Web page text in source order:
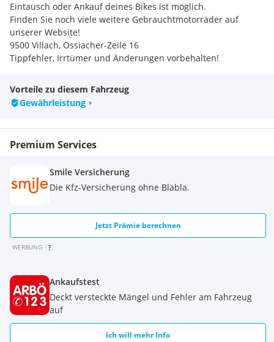
Eintausch oder Ankauf deines Bikes ist möglich.
Finden Sie noch viele weitere Gebrauchtmotorräder auf
unserer Website!
9500 Villach, Ossiacher-Zeile 16
Tippfehler, Irrtümer und Änderungen vorbehalten!
Vorteile zu diesem Fahrzeug
Gewährleistung
Premium Services
Smile Versicherung
Die Kfz-Versicherung ohne Blabla.
Jetzt Prämie berechnen
WERBUNG
Ankaufstest
Deckt versteckte Mängel und Fehler am Fahrzeug
auf
Ich will mehr Info